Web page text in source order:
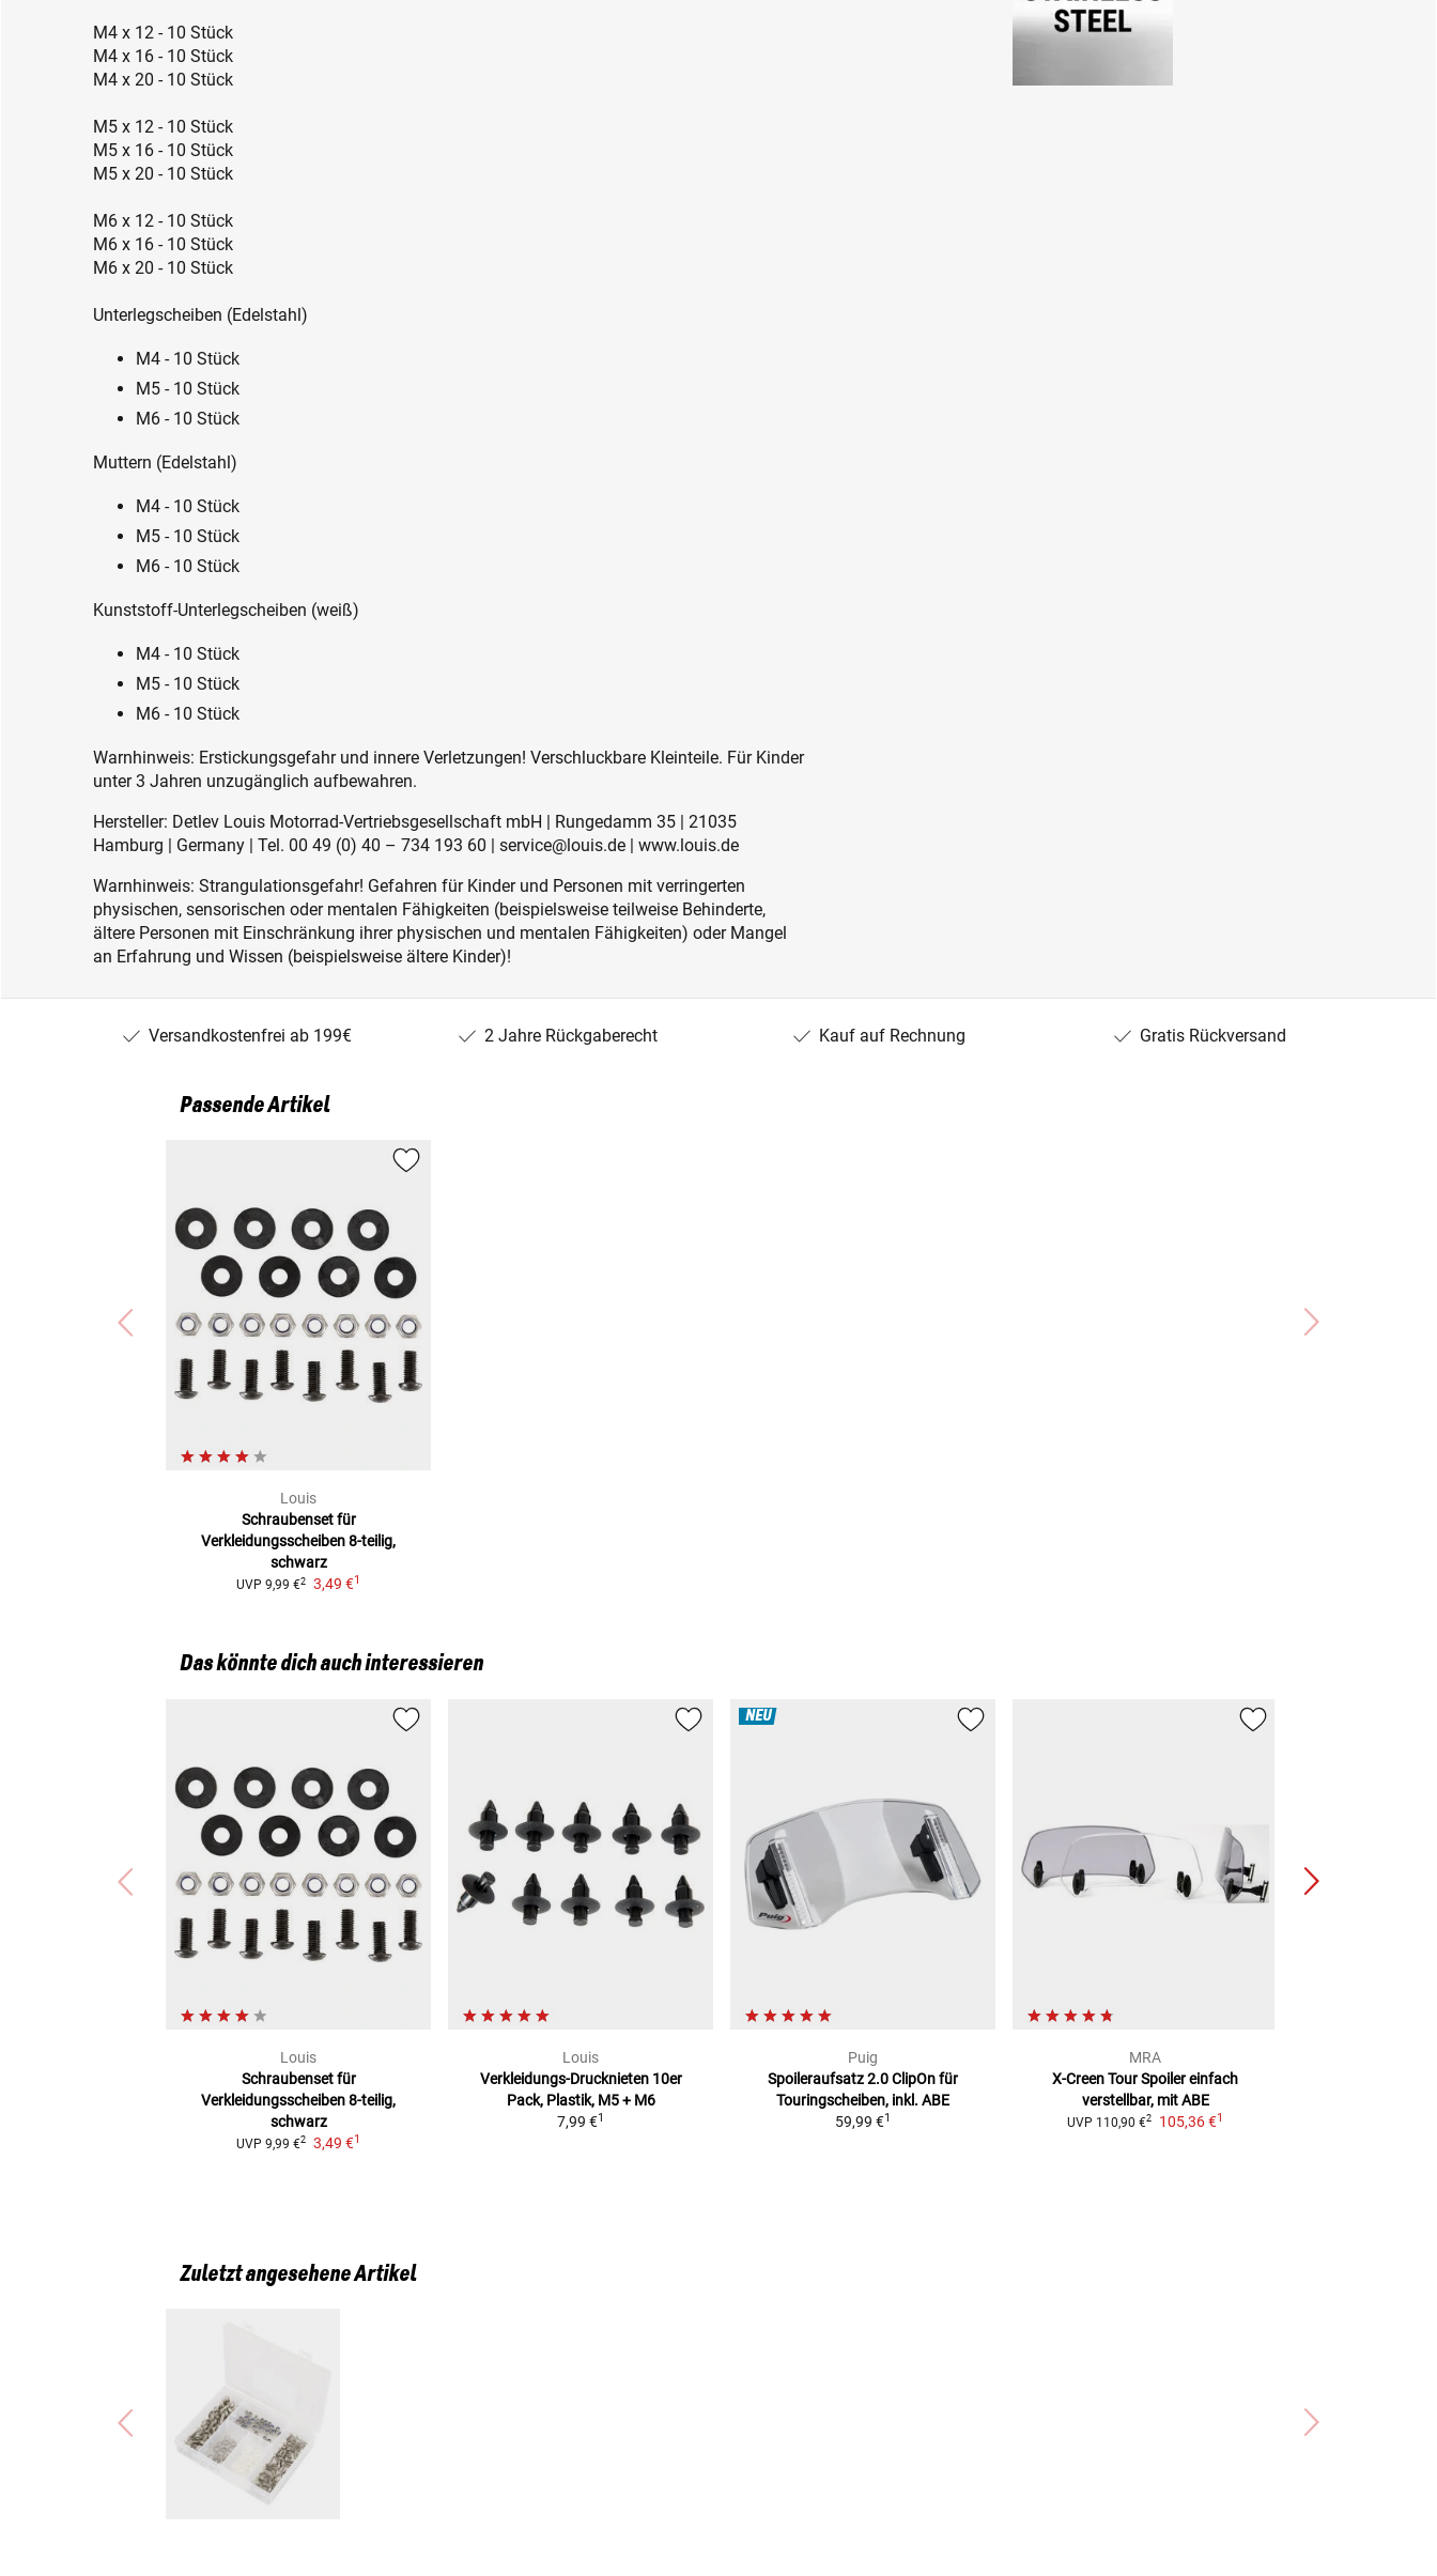
M4 x 12 - 10 Stück
M4 x 16 - 10 Stück
M4 x 20 - 10 Stück
M5 x 12 - 10 Stück
M5 x 16 - 10 Stück
M5 x 20 - 10 Stück
M6 x 12 - 10 Stück
M6 x 16 - 10 Stück
M6 x 20 - 10 Stück
Unterlegscheiben (Edelstahl)
M4 - 10 Stück
M5 - 10 Stück
M6 - 10 Stück
Muttern (Edelstahl)
M4 - 10 Stück
M5 - 10 Stück
M6 - 10 Stück
Kunststoff-Unterlegscheiben (weiß)
M4 - 10 Stück
M5 - 10 Stück
M6 - 10 Stück
Warnhinweis: Erstickungsgefahr und innere Verletzungen! Verschluckbare Kleinteile. Für Kinder
unter 3 Jahren unzugänglich aufbewahren.
Hersteller: Detlev Louis Motorrad-Vertriebsgesellschaft mbH | Rungedamm 35 | 21035
Hamburg | Germany | Tel. 00 49 (0) 40 – 734 193 60 | service@louis.de | www.louis.de
Warnhinweis: Strangulationsgefahr! Gefahren für Kinder und Personen mit verringerten
physischen, sensorischen oder mentalen Fähigkeiten (beispielsweise teilweise Behinderte,
ältere Personen mit Einschränkung ihrer physischen und mentalen Fähigkeiten) oder Mangel
an Erfahrung und Wissen (beispielsweise ältere Kinder)!
Versandkostenfrei ab 199€ 2 Jahre Rückgaberecht Kauf auf Rechnung Gratis Rückversand
Passende Artikel
Louis
Schraubenset für
Verkleidungsscheiben8-teilig,
schwarz
UVP 9,99 €2 3,49 €1
Das könnte dich auch interessieren
Louis
Schraubenset für
Verkleidungsscheiben8-teilig,
schwarz
UVP 9,99 €2 3,49 €1
Louis
Verkleidungs-Drucknieten 10er
Pack, Plastik, M5 + M6
7,99 €1
NEU
Puig
Spoileraufsatz 2.0 ClipOnfür
Touringscheiben, inkl. ABE
59,99 €1
MRA
X-Creen Tour Spoilereinfach
verstellbar, mit ABE
UVP 110,90 €2 105,36 €1
Zuletzt angesehene Artikel